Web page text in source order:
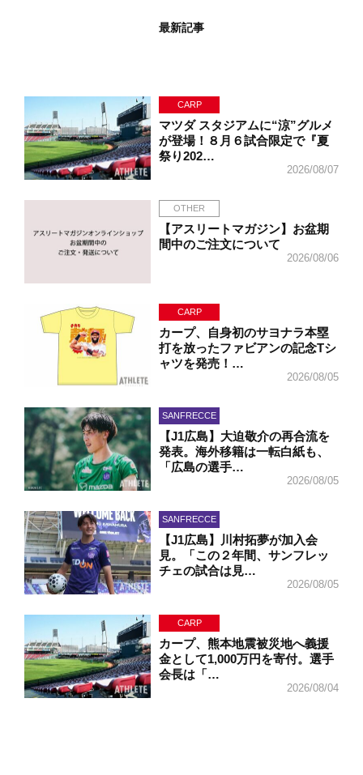
最新記事
CARP
マツダ スタジアムに“涼”グルメ
が登場！８月６試合限定で『夏
祭り202…
2026/08/07
OTHER
【アスリートマガジン】お盆期
間中のご注文について
2026/08/06
CARP
カープ、自身初のサヨナラ本塁
打を放ったファビアンの記念Tシ
ャツを発売！…
2026/08/05
SANFRECCE
【J1広島】大迫敬介の再合流を
発表。海外移籍は一転白紙も、
「広島の選手…
2026/08/05
SANFRECCE
【J1広島】川村拓夢が加入会
見。「この２年間、サンフレッ
チェの試合は見…
2026/08/05
CARP
カープ、熊本地震被災地へ義援
金として1,000万円を寄付。選手
会長は「…
2026/08/04